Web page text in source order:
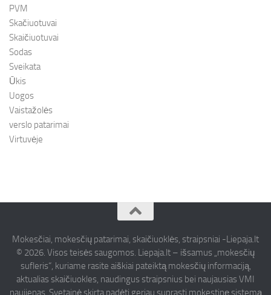
PVM
Skačiuotuvai
Skaičiuotuvai
Sodas
Sveikata
Ūkis
Uogos
Vaistažolės
verslo patarimai
Virtuvėje
Mokesčiai, mokesčių patarimai, skaičiuoklės, straipsniai -Liepaja.lt
© 2026. Visos teisės saugomos. Liepaja.lt – išsamus „mokesčių
sufleris“, kuriame rasite aiškiai pateiktą mokesčių informaciją,
aktualias skaičiuokles, naudingus straipsnius bei naujausias VMI
naujienas. Svetainė skirta padėti geriau suprasti mokestinę sistemą